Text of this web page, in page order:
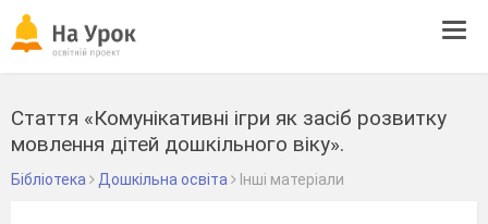
Стаття «Комунікативні ігри як засіб розвитку
мовлення дітей дошкільного віку».
Бібліотека Дошкільна освіта Інші матеріали